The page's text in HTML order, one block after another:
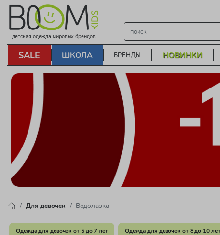
детская одежда мировых брендов
SALE ШКОЛА БРЕНДЫ НОВИНКИ
Для девочек Водолазка
Одежда для девочек от 5 до 7 лет Одежда для девочек от 8 до 10 лет